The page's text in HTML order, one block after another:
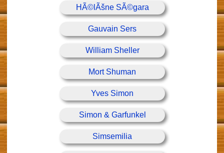
HÃ©lÃšne SÃ©gara
Gauvain Sers
William Sheller
Mort Shuman
Yves Simon
Simon & Garfunkel
Simsemilia